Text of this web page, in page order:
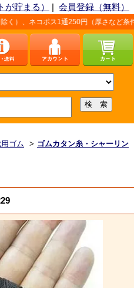
が貯まる） | 会員登録（無料）
1通250円（厚さなど条件あり）。詳
ゴム > ゴムカタン糸・シャーリン